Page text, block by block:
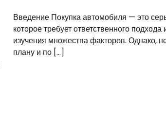
Введение Покупка автомобиля — это
которое требует ответственного
изучения множества факторов. Однако,
плану и по […]